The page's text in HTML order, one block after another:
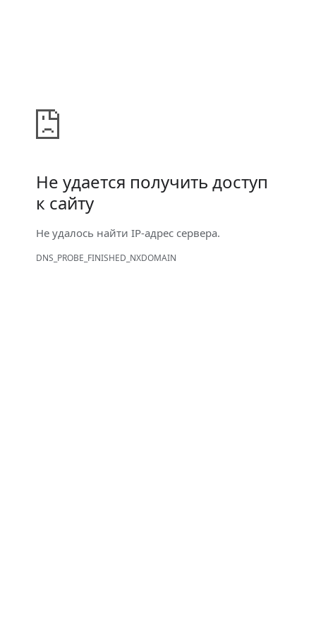
Не удается получить доступ
к сайту
Не удалось найти IP-адрес сервера.
DNS_PROBE_FINISHED_NXDOMAIN